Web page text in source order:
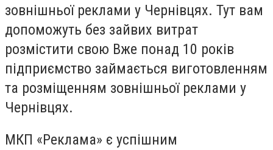
зовнішньої реклами у Чернівцях. Тут вам
допоможуть без зайвих витрат
розмістити свою Вже понад 10 років
підприємство займається виготовленням
та розміщенням зовнішньої реклами у
Чернівцях.
МКП «Реклама» є успішним